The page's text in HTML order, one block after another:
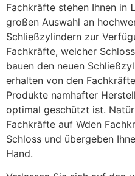
Fachkräfte stehen Ihnen in
großen Auswahl an
Schließzylindern zur
Fachkräfte, welcher
bauen den neuen
erhalten von den
Produkte namhafter
optimal geschützt ist.
Fachkräfte auf Wden
Schloss und übergeben
Hand.